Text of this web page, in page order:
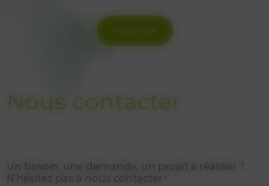
Tout voir
Nous contacter
Un besoin, une demande, un projet à réaliser ?
N’hésitez pas à nous contacter !